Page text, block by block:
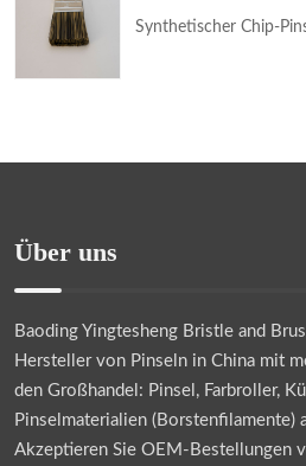
Synthetischer Chip-
Über uns
Baoding Yingtesheng Bristle and
Hersteller von Pinseln in China mit
den Großhandel: Pinsel, Farbroller,
Pinselmaterialien (Borstenfilamente)
Akzeptieren Sie OEM-Bestellungen